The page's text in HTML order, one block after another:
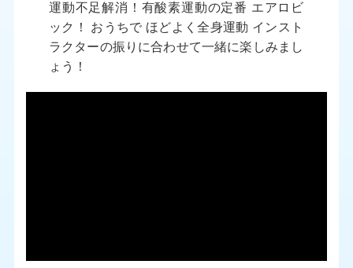
運動不足解消！有酸素運動の定番 エアロビ
ック！ おうちで ほどよく全身運動 インスト
ラクターの振りに合わせて一緒に楽しみまし
ょう！